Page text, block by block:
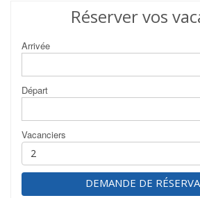
Réserver vos
Arrivée
Départ
Vacanciers
DEMANDE DE